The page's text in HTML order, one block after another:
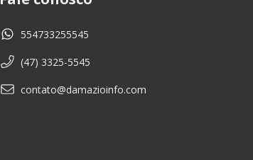
554733255545
(47) 3325-5545
contato@damazioinfo.com